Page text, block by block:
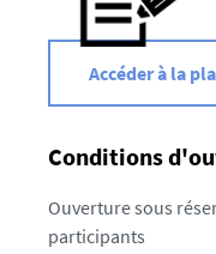
Accéder à la
Conditions
Ouverture sous
participants